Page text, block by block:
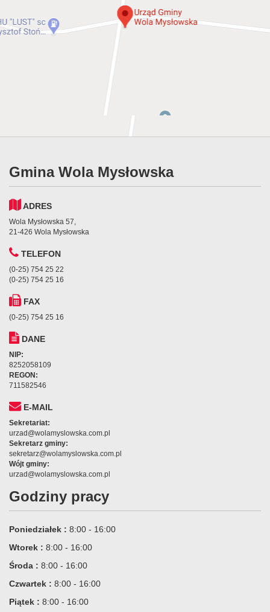
Gmina Wola Mysłowska
ADRES
Wola Mysłowska 57,
21-426 Wola Mysłowska
TELEFON
(0-25) 754 25 22
(0-25) 754 25 16
FAX
(0-25) 754 25 16
DANE
NIP:
8252058109
REGON:
711582546
E-MAIL
Sekretariat:
urzad@wolamyslowska.com.pl
Sekretarz gminy:
sekretarz@wolamyslowska.com.pl
Wójt gminy:
urzad@wolamyslowska.com.pl
Godziny pracy
Poniedziałek : 8:00 - 16:00
Wtorek : 8:00 - 16:00
Środa : 8:00 - 16:00
Czwartek : 8:00 - 16:00
Piątek : 8:00 - 16:00